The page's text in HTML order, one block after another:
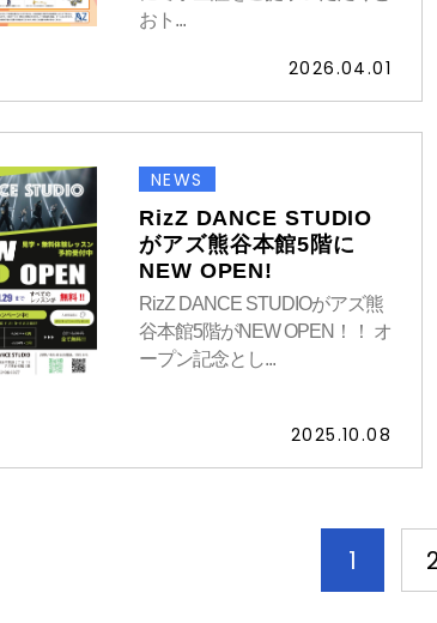
おト...
2026.04.01
NEWS
RizZ DANCE STUDIO
がアズ熊谷本館5階に
NEW OPEN!
RizZ DANCE STUDIOがアズ熊
谷本館5階がNEW OPEN！！ オ
ープン記念とし...
2025.10.08
1